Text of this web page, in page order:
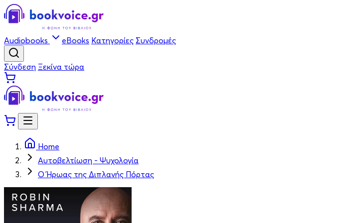
Audiobooks eBooks Κατηγορίες Συνδρομές
Σύνδεση Ξεκίνα τώρα
Home
Αυτοβελτίωση - Ψυχολογία
Ο Ήρωας της Διπλανής Πόρτας